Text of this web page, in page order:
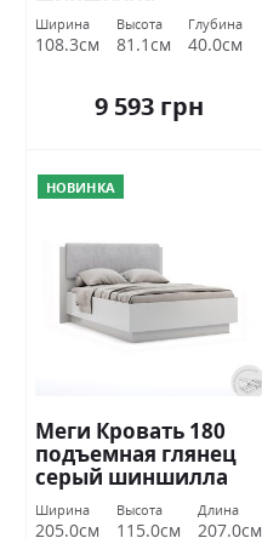
Миромарк
Ширина
108.3см
Высота
81.1см
Глубина
40.0см
9 593 грн
НОВИНКА
Меги Кровать 180
подъемная глянец
серый шиншилла
Миромарк
Ширина
205.0см
Высота
115.0см
Длина
207.0см